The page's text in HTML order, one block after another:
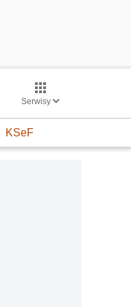
Serwisy
KSeF